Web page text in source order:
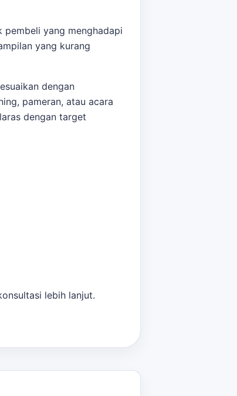
pembeli yang menghadapi
yang kurang
dengan
pameran, atau acara
dengan target
branding Anda.
berkembang ke
lain sebelum
lebih lanjut.